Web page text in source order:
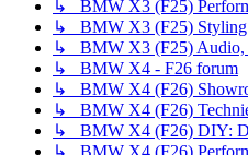
↳ BMW X3 (F25)
↳ BMW X3 (F25) Styling
↳ BMW X3 (F25) Audio,
↳ BMW X4 - F26 forum
↳ BMW X4 (F26)
↳ BMW X4 (F26)
↳ BMW X4 (F26) DIY:
↳ BMW X4 (F26)